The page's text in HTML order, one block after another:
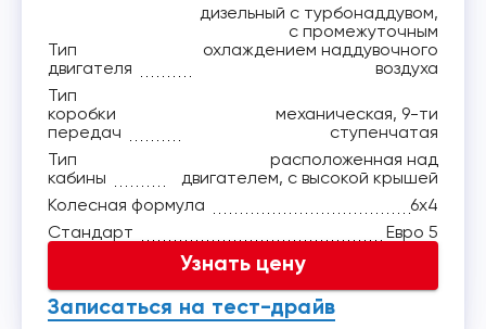
Тип
двигателя
дизельный с турбонаддувом,
с промежуточным
охлаждением наддувочного
воздуха
Тип
коробки
передач
механическая, 9-ти
ступенчатая
Тип
кабины
расположенная над
двигателем, с высокой крышей
Колесная формула
6x4
Стандарт
Евро 5
Узнать цену
Записаться на тест-драйв